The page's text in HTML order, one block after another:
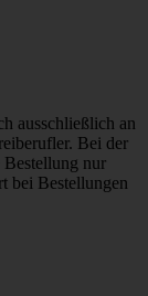
ausschließlich an
Bei der
Bestellung nur
bei Bestellungen